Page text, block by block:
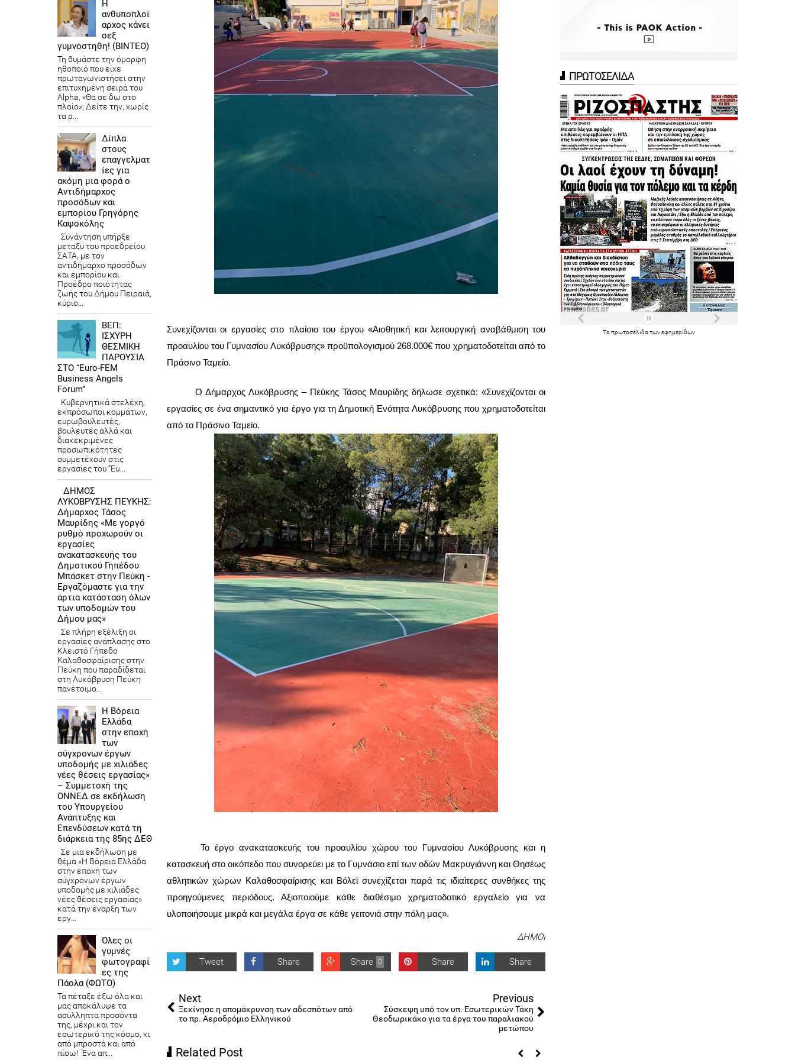
Συνεχίζονται οι εργασίες στο πλαίσιο του έργου «Αισθητική και λειτουργική αναβάθμιση του
προαυλίου του Γυμνασίου Λυκόβρυσης» προϋπολογισμού 268.000€ που χρηματοδοτείται από το
Πράσινο Ταμείο.
Ο Δήμαρχος Λυκόβρυσης – Πεύκης Τάσος Μαυρίδης δήλωσε σχετικά: «Συνεχίζονται οι
εργασίες σε ένα σημαντικό για έργο για τη Δημοτική Ενότητα Λυκόβρυσης που χρηματοδοτείται
από το Πράσινο Ταμείο.
κατασκευή στο οικόπεδο που συνορεύει με το Γυμνάσιο επί των οδών Μακρυγιάννη και Θησέως
αθλητικών χώρων Καλαθοσφαίρισης και Βόλεϊ συνεχίζεται παρά τις ιδιαίτερες συνθήκες της
προηγούμενες περιόδους. Αξιοποιούμε κάθε διαθέσιμο χρηματοδοτικό εργαλείο για να
υλοποιήσουμε μικρά και μεγάλα έργα σε κάθε γειτονιά στην πόλη μας».
ΔΗΜΟΙ
Tweet Share 0
Share Share Share
Next
Ξεκίνησε η απομάκρυνση των αδεσπότων από
το πρ. Αεροδρόμιο Ελληνικού
Previous
Σύσκεψη υπό τον υπ. Εσωτερικών Τάκη
Θεοδωρικάκο για τα έργα του παραλιακού
μετώπου
Related Post
ΠΡΩΤΟΣΕΛΙΔΑ
Τα πρωτοσέλιδα τωνεφημερίδων
Η
ανθυποπλοί
αρχος κάνει
σεξ
γυμνόστηθη! (ΒΙΝΤΕΟ)
Τη θυμάστε την όμορφη
ηθοποιό που είχε
πρωταγωνιστήσει στην
επιτυχημένη σειρά του
Alpha, «Θα σε δω στο
πλοίο»; Δείτε την, χωρίς
τα ρ...
Δίπλα
στους
επαγγελματ
ίες για
ακόμη μια φορά ο
Αντιδήμαρχος
προσόδων και
εμπορίου Γρηγόρης
Καψοκόλης
Συνάντηση υπήρξε
μεταξύ του προεδρείου
ΣΑΤΑ, με τον
αντιδήμαρχο προσόδων
και εμπορίου και
Προέδρο ποιότητας
ζωής του Δήμου Πειραιά,
κύριο...
ΒΕΠ:
ΙΣΧΥΡΗ
ΘΕΣΜΙΚΗ
ΠΑΡΟΥΣΙΑ
ΣΤΟ “Euro-FEM
Business Angels
Forum”
Κυβερνητικά στελέχη,
εκπρόσωποι κομμάτων,
ευρωβουλευτές,
βουλευτές αλλά και
διακεκριμένες
προσωπικότητες
συμμετέχουν στις
εργασίες του “Eu...
ΔΗΜΟΣ
ΛΥΚΟΒΡΥΣΗΣ ΠΕΥΚΗΣ:
Δήμαρχος Τάσος
Μαυρίδης «Με γοργό
ρυθμό προχωρούν οι
εργασίες
ανακατασκευής του
Δημοτικού Γηπέδου
Μπάσκετ στην Πεύκη -
Εργαζόμαστε για την
άρτια κατάσταση όλων
των υποδομών του
Δήμου μας»
Σε πλήρη εξέλιξη οι
εργασίες ανάπλασης στο
Κλειστό Γήπεδο
Καλαθοσφαίρισης στην
Πεύκη που παραδίδεται
στη Λυκόβρυση Πεύκη
πανέτοιμο...
Η Βόρεια
Ελλάδα
στην εποχή
των
σύγχρονων έργων
υποδομής με χιλιάδες
νέες θέσεις εργασίας»
– Συμμετοχή της
ΟΝΝΕΔ σε εκδήλωση
του Υπουργείου
Ανάπτυξης και
Επενδύσεων κατά τη
διάρκεια της 85ης ΔΕΘ
Σε μια εκδήλωση με
θέμα «Η Βόρεια Ελλάδα
στην εποχή των
σύγχρονων έργων
υποδομής με χιλιάδες
νέες θέσεις εργασίας»
κατά την έναρξη των
εργ...
Όλες οι
γυμνές
φωτογραφί
ες της
Πάολα (ΦΩΤΟ)
Τα πέταξε έξω όλα και
μας αποκάλυψε τα
ασύλληπτα προσόντα
της, μέχρι και τον
εσωτερικό της κόσμο, κι
από μπροστά και από
πίσω! Ένα απ...